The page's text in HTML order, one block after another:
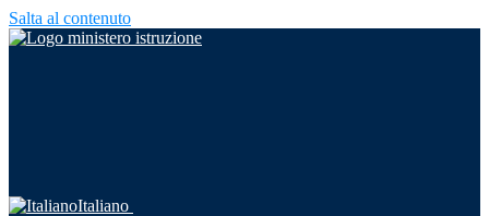
Salta al contenuto
Italiano